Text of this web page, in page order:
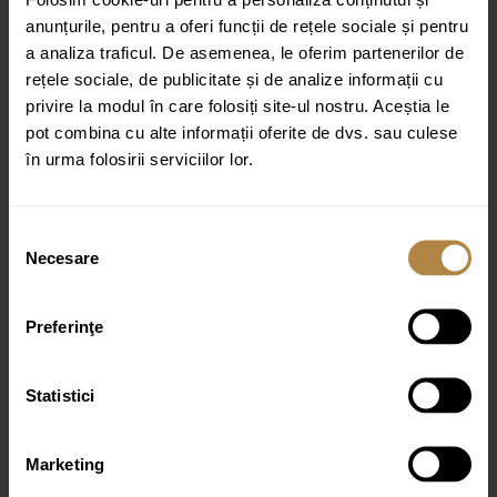
anunțurile, pentru a oferi funcții de rețele sociale și pentru
a analiza traficul. De asemenea, le oferim partenerilor de
rețele sociale, de publicitate și de analize informații cu
privire la modul în care folosiți site-ul nostru. Aceștia le
pot combina cu alte informații oferite de dvs. sau culese
în urma folosirii serviciilor lor.
consimțământului
Necesare
Preferinţe
Statistici
Marketing
Recenzia ta*
Email